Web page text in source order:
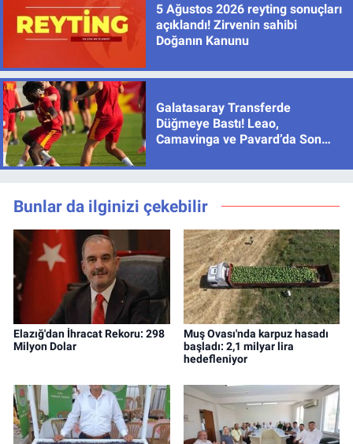
5 Ağustos 2026 reyting sonuçları
açıklandı! Zirvenin sahibi
Doğanın Kanunu
Galatasaray Transferde
Düğmeye Bastı! Leao,
Camavinga ve Pavard’da Son
Bunlar da ilginizi çekebilir
Elazığ'dan İhracat Rekoru: 298
Milyon Dolar
Muş Ovası'nda karpuz hasadı
başladı: 2,1 milyar lira
hedefleniyor